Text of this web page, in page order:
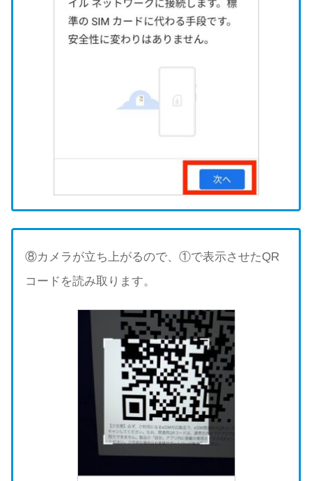
⑧カメラが立ち上がるので、①で表示させたQR
コードを読み取ります。